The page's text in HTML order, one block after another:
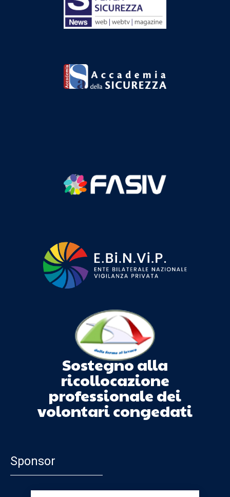
Sostegno alla
ricollocazione
professionale dei
volontari congedati
Sponsor